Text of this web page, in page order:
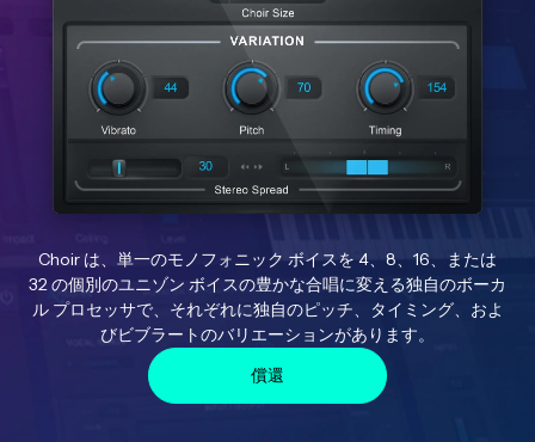
Choir は、単一のモノフォニック ボイスを 4、8、16、または
32 の個別のユニゾン ボイスの豊かな合唱に変える独自のボーカ
ル プロセッサで、それぞれに独自のピッチ、タイミング、およ
びビブラートのバリエーションがあります。
償還